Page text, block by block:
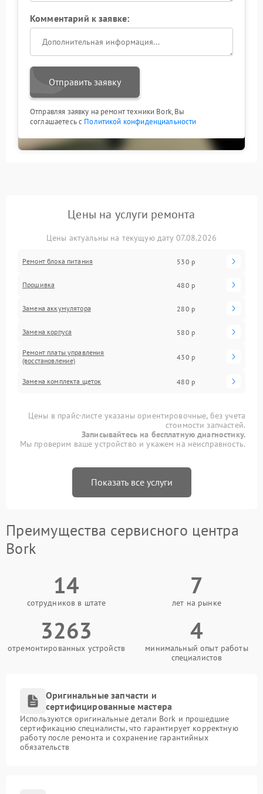
Комментарий к заявке:
Отправить заявку
Отправляя заявку на ремонт техники Bork, Вы
соглашаетесь с Политикой конфиденциальности
Цены на услуги ремонта
Цены актуальны на текущую дату 07.08.2026
Ремонт блока питания 530 р
Прошивка 480 р
Замена аккумулятора 280 р
Замена корпуса 580 р
Ремонт платы управления
(восстановление)
430 р
Замена комплекта щеток 480 р
Цены в прайс-листе указаны ориентировочные, без учета
стоимости запчастей.
Записывайтесь на бесплатную диагностику.
Мы проверим ваше устройство и укажем на неисправность.
Показать все услуги
Преимущества сервисного центра
Bork
14
сотрудников в штате
7
лет на рынке
3263
отремонтированных устройств
4
минимальный опыт работы
специалистов
Оригинальные запчасти и
сертифицированные мастера
Используются оригинальные детали Bork и прошедшие
сертификацию специалисты, что гарантирует корректную
работу после ремонта и сохранение гарантийных
обязательств